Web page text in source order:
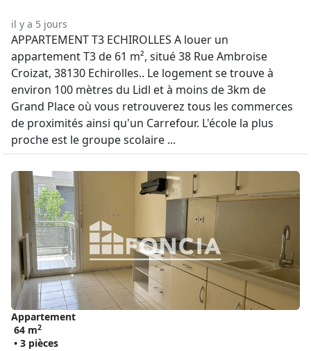
il y a 5 jours
APPARTEMENT T3 ECHIROLLES A louer un
appartement T3 de 61 m², situé 38 Rue Ambroise
Croizat, 38130 Echirolles.. Le logement se trouve à
environ 100 mètres du Lidl et à moins de 3km de
Grand Place où vous retrouverez tous les commerces
de proximités ainsi qu'un Carrefour. L'école la plus
proche est le groupe scolaire ...
Appartement
64 m2
• 3 pièces